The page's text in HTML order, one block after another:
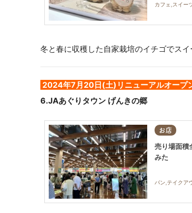
カフェ,スイー
冬と春に収穫した自家栽培のイチゴでスイ
2024年7月20日(土)リニューアルオープ
6.JAあぐりタウン げんきの郷
お店
売り場面積
みた
パン,テイクア